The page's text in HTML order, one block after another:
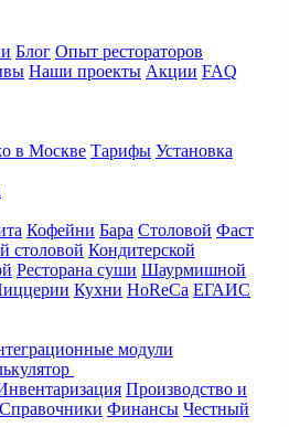
Блог Опыт рестораторов
Наши проекты Акции FAQ
в Москве Тарифы Установка
Кофейни Бара Столовой Фаст
столовой Кондитерской
Ресторана суши Шаурмишной
Кухни HoReCa ЕГАИС
модули
Производство и
Справочники Финансы Честный